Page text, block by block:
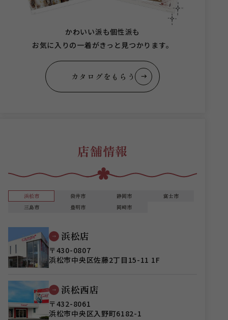
かわいい派も個性派も
お気に入りの一着がきっと見つかります。
カタログをもらう
店舗情報
浜松市 袋井市 静岡市
富士市
三島市
豊明市 岡崎市
浜松店
〒430-0807
浜松市中央区佐藤2丁目15-11 1F
浜松西店
〒432-8061
浜松市中央区入野町6182-1